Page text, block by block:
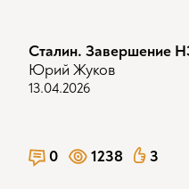
Сталин. Завершение
Юрий Жуков
13.04.2026
0 1238 3